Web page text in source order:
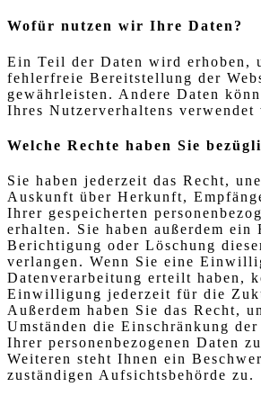
Wofür nutzen wir Ihre Daten?
Ein Teil der Daten wird erhoben,
fehlerfreie Bereitstellung der
gewährleisten. Andere Daten
Ihres Nutzerverhaltens verwendet
Welche Rechte haben Sie
Sie haben jederzeit das Recht,
Auskunft über Herkunft,
Ihrer gespeicherten
erhalten. Sie haben außerdem ein
Berichtigung oder Löschung
verlangen. Wenn Sie eine
Datenverarbeitung erteilt haben,
Einwilligung jederzeit für die
Außerdem haben Sie das Recht,
Umständen die Einschränkung
Ihrer personenbezogenen Daten
Weiteren steht Ihnen ein
zuständigen Aufsichtsbehörde zu.